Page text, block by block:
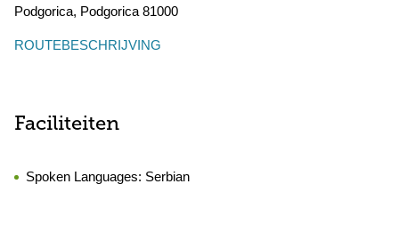
Podgorica, Podgorica 81000
ROUTEBESCHRIJVING
Faciliteiten
Spoken Languages: Serbian